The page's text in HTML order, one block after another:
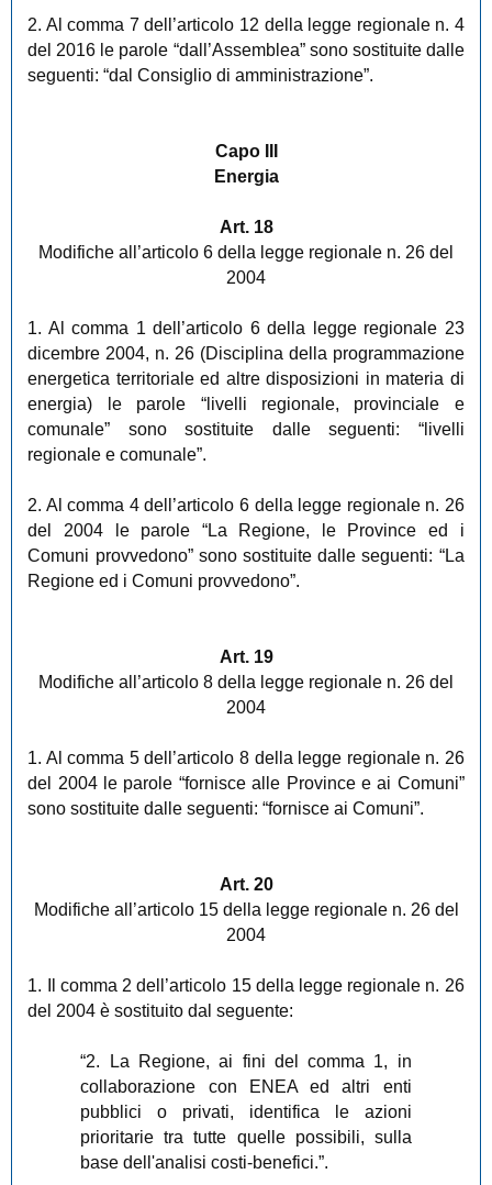
2. Al comma 7 dell’articolo 12 della legge regionale n. 4
del 2016 le parole “dall’Assemblea” sono sostituite dalle
seguenti: “dal Consiglio di amministrazione”.
Capo III
Energia
Art. 18
Modifiche all’articolo 6 della legge regionale n. 26 del
2004
1. Al comma 1 dell’articolo 6 della legge regionale 23
dicembre 2004, n. 26 (Disciplina della programmazione
energetica territoriale ed altre disposizioni in materia di
energia) le parole “livelli regionale, provinciale e
comunale” sono sostituite dalle seguenti: “livelli
regionale e comunale”.
2. Al comma 4 dell’articolo 6 della legge regionale n. 26
del 2004 le parole “La Regione, le Province ed i
Comuni provvedono” sono sostituite dalle seguenti: “La
Regione ed i Comuni provvedono”.
Art. 19
Modifiche all’articolo 8 della legge regionale n. 26 del
2004
1. Al comma 5 dell’articolo 8 della legge regionale n. 26
del 2004 le parole “fornisce alle Province e ai Comuni”
sono sostituite dalle seguenti: “fornisce ai Comuni”.
Art. 20
Modifiche all’articolo 15 della legge regionale n. 26 del
2004
1. Il comma 2 dell’articolo 15 della legge regionale n. 26
del 2004 è sostituito dal seguente:
“2. La Regione, ai fini del comma 1, in
collaborazione con ENEA ed altri enti
pubblici o privati, identifica le azioni
prioritarie tra tutte quelle possibili, sulla
base dell'analisi costi-benefici.”.